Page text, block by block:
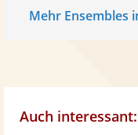
Mehr Ensembles
Auch interessant: